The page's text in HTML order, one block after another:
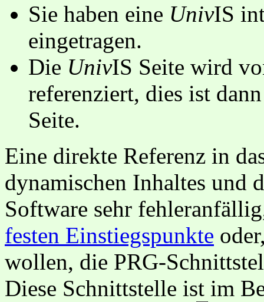
Sie haben eine UnivIS
eingetragen.
Die UnivIS Seite wird
referenziert, dies ist
Seite.
Eine direkte Referenz in
dynamischen Inhaltes und
Software sehr
festen Einstiegspunkte
wollen, die PRG-
Diese Schnittstelle ist im